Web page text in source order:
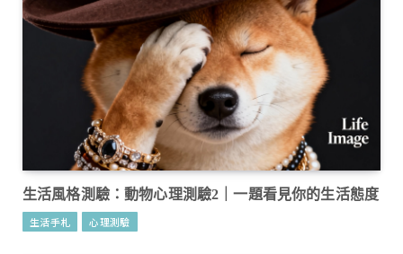
生活風格測驗：動物心理測驗2｜一題看見你的生活態度
生活手札 心理測驗